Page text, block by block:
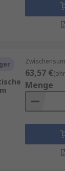
63,57 €
Menge